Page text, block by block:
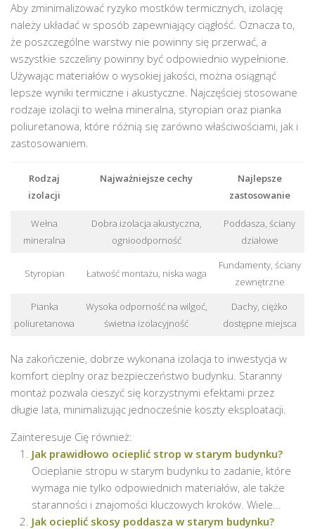
Aby zminimalizować ryzyko mostków termicznych, izolację
należy układać w sposób zapewniający ciągłość. Oznacza to,
że poszczególne warstwy nie powinny się przerwać, a
wszystkie szczeliny powinny być odpowiednio wypełnione.
Używając materiałów o wysokiej jakości, można osiągnąć
lepsze wyniki termiczne i akustyczne. Najczęściej stosowane
rodzaje izolacji to wełna mineralna, styropian oraz pianka
poliuretanowa, które różnią się zarówno właściwościami, jak i
zastosowaniem.
Rodzaj
izolacji
Najważniejsze cechy
Najlepsze
zastosowanie
Wełna
mineralna
Dobra izolacja akustyczna,
ognioodporność
Poddasza, ściany
działowe
Styropian Łatwość montażu, niska waga
Fundamenty, ściany
zewnętrzne
Pianka
poliuretanowa
Wysoka odporność na wilgoć,
świetna izolacyjność
Dachy, ciężko
dostępne miejsca
Na zakończenie, dobrze wykonana izolacja to inwestycja w
komfort cieplny oraz bezpieczeństwo budynku. Staranny
montaż pozwala cieszyć się korzystnymi efektami przez
długie lata, minimalizując jednocześnie koszty eksploatacji.
Zainteresuje Cię również:
Jak prawidłowo ocieplić strop w starym budynku?
Ocieplanie stropu w starym budynku to zadanie, które
wymaga nie tylko odpowiednich materiałów, ale także
staranności i znajomości kluczowych kroków. Wiele...
Jak ocieplić skosy poddasza w starym budynku?